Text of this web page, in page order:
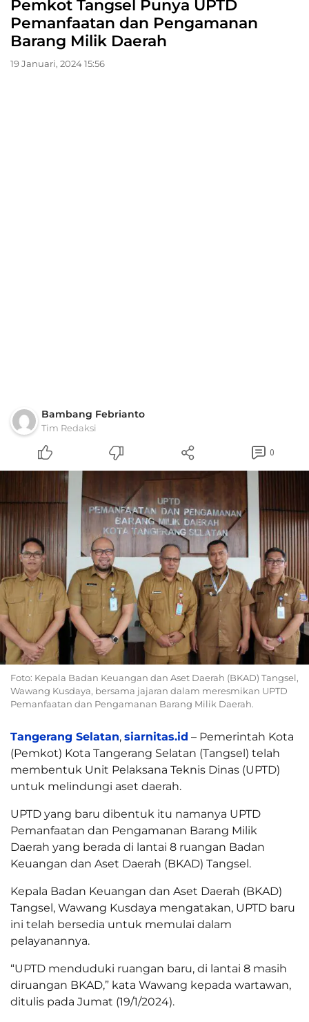
Pemkot Tangsel Punya UPTD
Pemanfaatan dan Pengamanan
Barang Milik Daerah
19 Januari, 2024 15:56
Bambang Febrianto
Tim Redaksi
0
Foto: Kepala Badan Keuangan dan Aset Daerah (BKAD) Tangsel,
Wawang Kusdaya, bersama jajaran dalam meresmikan UPTD
Pemanfaatan dan Pengamanan Barang Milik Daerah.
Tangerang Selatan, siarnitas.id – Pemerintah Kota
(Pemkot) Kota Tangerang Selatan (Tangsel) telah
membentuk Unit Pelaksana Teknis Dinas (UPTD)
untuk melindungi aset daerah.
UPTD yang baru dibentuk itu namanya UPTD
Pemanfaatan dan Pengamanan Barang Milik
Daerah yang berada di lantai 8 ruangan Badan
Keuangan dan Aset Daerah (BKAD) Tangsel.
Kepala Badan Keuangan dan Aset Daerah (BKAD)
Tangsel, Wawang Kusdaya mengatakan, UPTD baru
ini telah bersedia untuk memulai dalam
pelayanannya.
“UPTD menduduki ruangan baru, di lantai 8 masih
diruangan BKAD,” kata Wawang kepada wartawan,
ditulis pada Jumat (19/1/2024).